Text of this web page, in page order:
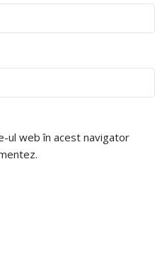
ul web în acest navigator